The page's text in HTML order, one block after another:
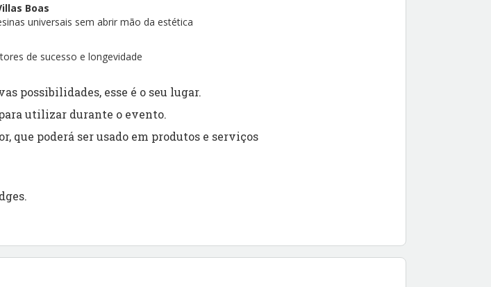
Boas
universais sem abrir mão da estética
de sucesso e longevidade
possibilidades, esse é o seu lugar.
utilizar durante o evento.
que poderá ser usado em produtos e serviços